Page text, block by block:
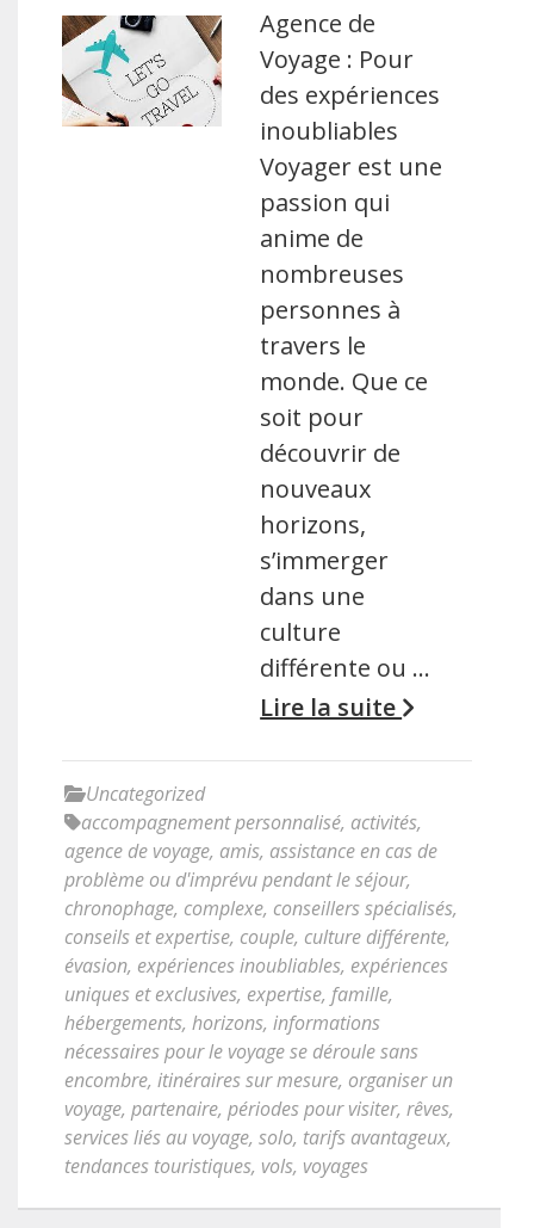
Agence de
Voyage : Pour
des expériences
inoubliables
Voyager est une
passion qui
anime de
nombreuses
personnes à
travers le
monde. Que ce
soit pour
découvrir de
nouveaux
horizons,
s’immerger
dans une
culture
différente ou …
Lire la suite
Uncategorized
accompagnement personnalisé, activités,
agence de voyage, amis, assistance en cas de
problème ou d'imprévu pendant le séjour,
chronophage, complexe, conseillers spécialisés,
conseils et expertise, couple, culture différente,
évasion, expériences inoubliables, expériences
uniques et exclusives, expertise, famille,
hébergements, horizons, informations
nécessaires pour le voyage se déroule sans
encombre, itinéraires sur mesure, organiser un
voyage, partenaire, périodes pour visiter, rêves,
services liés au voyage, solo, tarifs avantageux,
tendances touristiques, vols, voyages